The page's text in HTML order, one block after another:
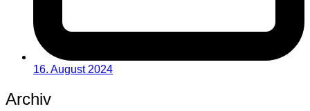
16. August 2024
Archiv